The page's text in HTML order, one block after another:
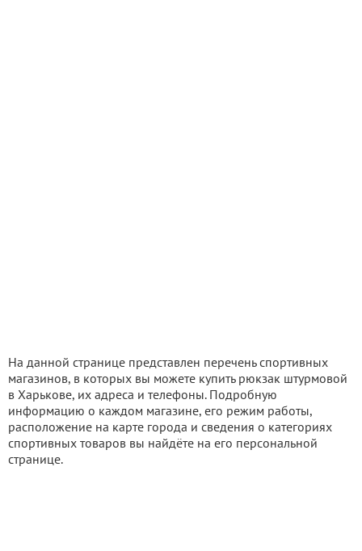
На данной странице представлен перечень спортивных
магазинов, в которых вы можете купить рюкзак штурмовой
в Харькове, их адреса и телефоны. Подробную
информацию о каждом магазине, его режим работы,
расположение на карте города и сведения о категориях
спортивных товаров вы найдёте на его персональной
странице.